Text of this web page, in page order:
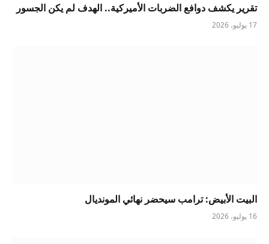
تقرير يكشف دوافع الضربات الأميركية.. الهدف لم يكن الجسور
17 يوليو، 2026
البيت الأبيض: ترامب سيحضر نهائي المونديال
16 يوليو، 2026